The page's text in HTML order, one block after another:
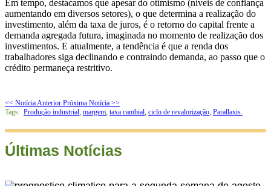
Em tempo, destacamos que apesar do otimismo (níveis de confiança
aumentando em diversos setores), o que determina a realização do
investimento, além da taxa de juros, é o retorno do capital frente a
demanda agregada futura, imaginada no momento de realização dos
investimentos. E atualmente, a tendência é que a renda dos
trabalhadores siga declinando e contraindo demanda, ao passo que o
crédito permaneça restritivo.
<< Notícia Anterior Próxima Notícia >>
Tags: Produção industrial, margem, taxa cambial, ciclo de revalorização, Parallaxis.
Últimas Notícias